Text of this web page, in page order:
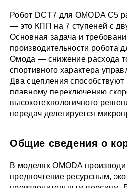
Робот DCT7 для OMODA C5
— это КПП на 7 ступеней с
Основная задача и
производительности робота
Омода — снижение расхода
спортивного характера
Два сцепления
плавному переключению
высокотехнологичного
передач делегируется
Общие сведения о
В моделях OMODA
предпочтение ресурсным,